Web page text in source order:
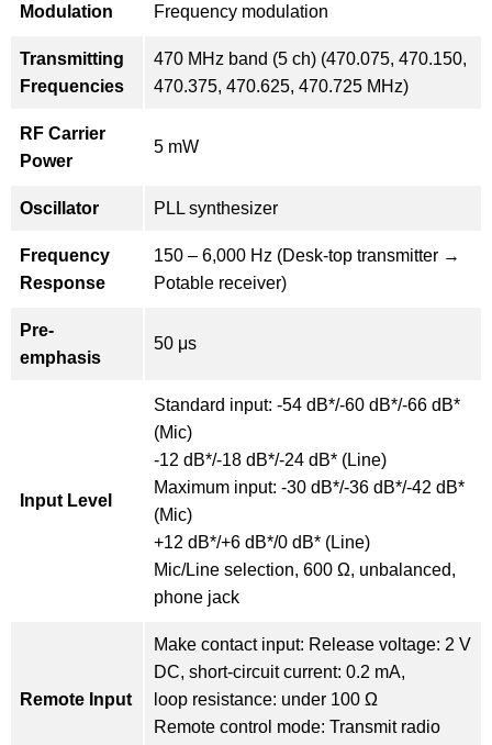
Modulation Frequency modulation
Transmitting
Frequencies
470 MHz band (5 ch) (470.075, 470.150,
470.375, 470.625, 470.725 MHz)
RF Carrier
Power
5 mW
Oscillator PLL synthesizer
Frequency
Response
150 – 6,000 Hz (Desk-top transmitter →
Potable receiver)
Pre-
emphasis
50 μs
Input Level
Standard input: -54 dB*/-60 dB*/-66 dB*
(Mic)
-12 dB*/-18 dB*/-24 dB* (Line)
Maximum input: -30 dB*/-36 dB*/-42 dB*
(Mic)
+12 dB*/+6 dB*/0 dB* (Line)
Mic/Line selection, 600 Ω, unbalanced,
phone jack
Remote Input
Make contact input: Release voltage: 2 V
DC, short-circuit current: 0.2 mA,
loop resistance: under 100 Ω
Remote control mode: Transmit radio